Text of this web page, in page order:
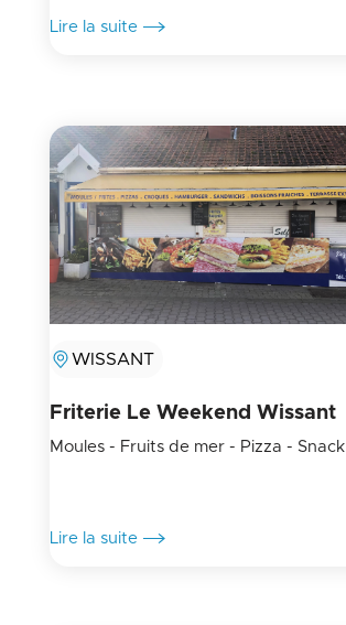
Lire la suite
WISSANT
Friterie Le Weekend Wissant
Moules - Fruits de mer - Pizza - Snack
Lire la suite